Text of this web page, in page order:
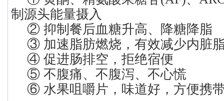
制源头能量摄入
② 抑制餐后血糖升高、降糖降脂
③ 加速脂肪燃烧，有效减少内脏
④ 促进肠排空，拒绝宿便
⑤ 不腹痛、不腹泻、不心慌
⑥ 水果咀嚼片，味道好，方便携